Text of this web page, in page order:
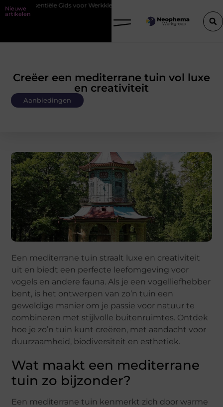
Nieuwe
artikelen
voor Werkkleding in Purmerend
Creëer een mediterrane tuin vol luxe
en creativiteit
Aanbiedingen
Een mediterrane tuin straalt luxe en creativiteit
uit en biedt een perfecte leefomgeving voor
vogels en andere fauna. Als je een vogelliefhebber
bent, is het ontwerpen van zo’n tuin een
geweldige manier om je passie voor natuur te
combineren met stijlvolle buitenruimtes. Ontdek
hoe je zo’n tuin kunt creëren, met aandacht voor
duurzaamheid, biodiversiteit en esthetiek.
Wat maakt een mediterrane
tuin zo bijzonder?
Een mediterrane tuin kenmerkt zich door warme